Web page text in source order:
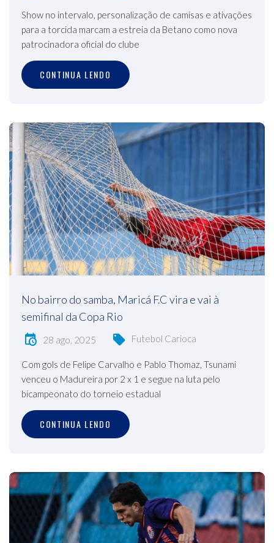
Show no intervalo, personalização de camisas e ativações
para a torcida marcam a estreia da Betano como nova
patrocinadora oficial do clube
CONTINUA LENDO
No bairro do samba, Maricá F.C vira e vai à
semifinal da Copa Rio
28 ago, 2025 Futebol Carioca
Com gols de Felipe Carvalho e Pablo Thomaz, Tsunami
venceu o Madureira por 2 x 1 e segue na luta pelo
bicampeonato do torneio estadual
CONTINUA LENDO